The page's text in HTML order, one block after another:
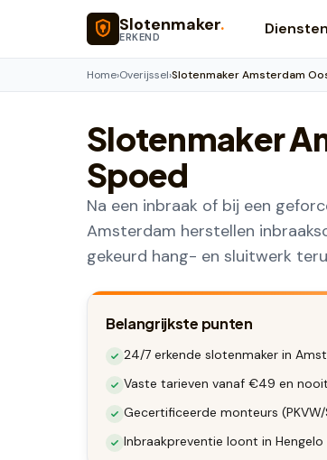
Naar hoofdinhoud
Slotenmaker.
ERKEND Diensten
Home›Overijssel›Slotenmaker Amsterdam
Slotenmaker
Spoed
Na een inbraak of bij een
Amsterdam herstellen
gekeurd hang- en sluitwerk
Belangrijkste punten
24/7 erkende slotenmaker in
Vaste tarieven vanaf €49 en
Gecertificeerde monteurs
Inbraakpreventie loont in